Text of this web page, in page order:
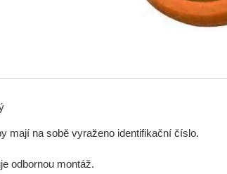
mají na sobě vyraženo identifikační číslo.
odbornou montáž.